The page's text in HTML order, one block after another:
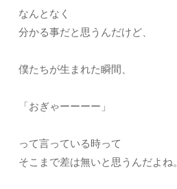
なんとなく
分かる事だと思うんだけど、
僕たちが生まれた瞬間、
「おぎゃーーーー」
って言っている時って
そこまで差は無いと思うんだよね。